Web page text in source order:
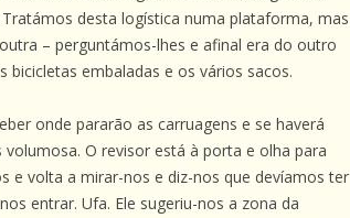
desta logística numa plataforma, mas
– perguntámos-lhes e afinal era do outro
embaladas e os vários sacos.
onde pararão as carruagens e se haverá
O revisor está à porta e olha para
e volta a mirar-nos e diz-nos que devíamos ter
entrar. Ufa. Ele sugeriu-nos a zona da